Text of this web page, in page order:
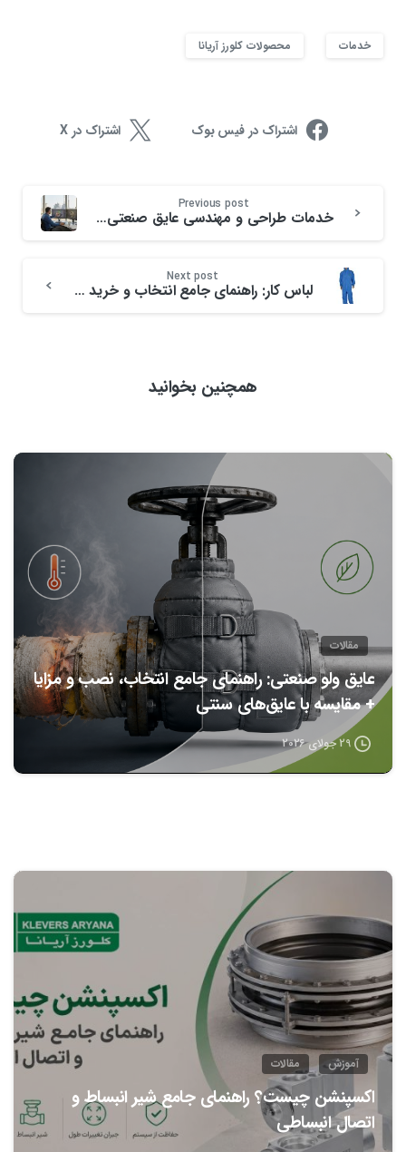
خدمات محصولات کلورز آریانا
اشتراک در فیس بوک اشتراک در X
Previous post
خدمات طراحی و مهندسی عایق صنعتی در ایران
Next post
لباس کار: راهنمای جامع انتخاب و خرید لباس کار ساده و نسوز
همچنین بخوانید
مقالات
عایق ولو صنعتی: راهنمای جامع انتخاب، نصب و مزایا
+ مقایسه با عایق‌های سنتی
29 جولای 2026
آموزش مقالات
اکسپنشن چیست؟ راهنمای جامع شیر انبساط و
اتصال انبساطی